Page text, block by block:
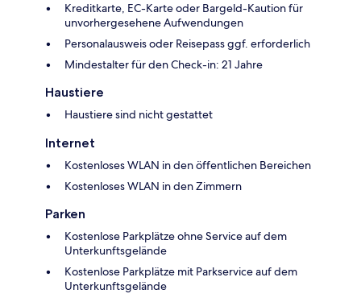
Kreditkarte, EC-Karte oder Bargeld-Kaution für
unvorhergesehene Aufwendungen
Personalausweis oder Reisepass ggf. erforderlich
Mindestalter für den Check-in: 21 Jahre
Haustiere
Haustiere sind nicht gestattet
Internet
Kostenloses WLAN in den öffentlichen Bereichen
Kostenloses WLAN in den Zimmern
Parken
Kostenlose Parkplätze ohne Service auf dem
Unterkunftsgelände
Kostenlose Parkplätze mit Parkservice auf dem
Unterkunftsgelände